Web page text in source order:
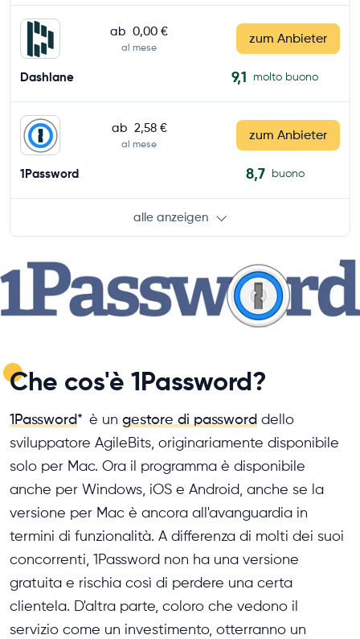
ab 0,00 €
al mese
zum Anbieter
Dashlane 9,1 molto buono
ab 2,58 €
al mese
zum Anbieter
1Password 8,7 buono
alle anzeigen
Che cos'è 1Password?
1Password* è un gestore di password dello
sviluppatore AgileBits, originariamente disponibile
solo per Mac. Ora il programma è disponibile
anche per Windows, iOS e Android, anche se la
versione per Mac è ancora all'avanguardia in
termini di funzionalità. A differenza di molti dei suoi
concorrenti, 1Password non ha una versione
gratuita e rischia così di perdere una certa
clientela. D'altra parte, coloro che vedono il
servizio come un investimento, otterranno un